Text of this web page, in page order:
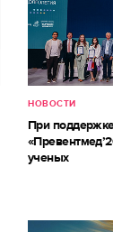
НОВОСТИ
При
ученых